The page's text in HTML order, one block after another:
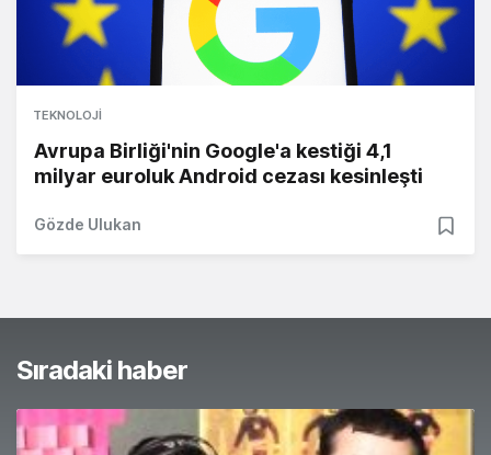
TEKNOLOJI
Avrupa Birliği'nin Google'a kestiği 4,1
milyar euroluk Android cezası kesinleşti
Gözde Ulukan
Sıradaki haber